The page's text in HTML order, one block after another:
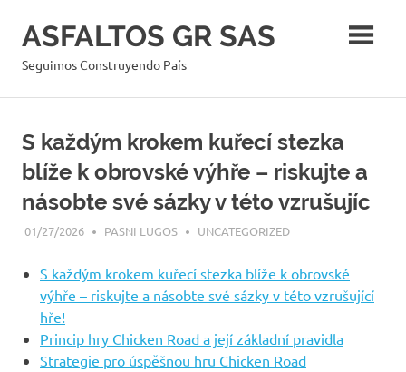
ASFALTOS GR SAS
Seguimos Construyendo País
S každým krokem kuřecí stezka
blíže k obrovské výhře – riskujte a
násobte své sázky v této vzrušujíc
01/27/2026 PASNI LUGOS UNCATEGORIZED
S každým krokem kuřecí stezka blíže k obrovské
výhře – riskujte a násobte své sázky v této vzrušující
hře!
Princip hry Chicken Road a její základní pravidla
Strategie pro úspěšnou hru Chicken Road